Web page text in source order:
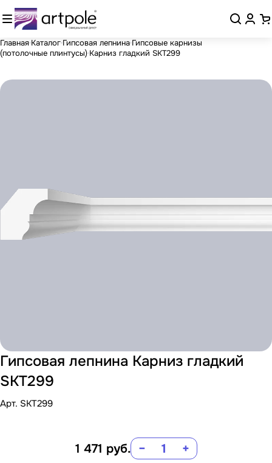
Главная Каталог Гипсовая лепнина Гипсовые карнизы
(потолочные плинтусы) Карниз гладкий SKT299
Гипсовая лепнина Карниз гладкий
SKT299
Арт. SKT299
1 471 руб. − +